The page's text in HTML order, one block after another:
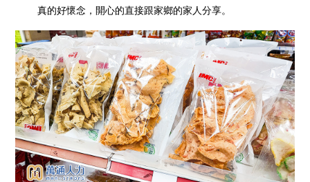
真的好懷念，開心的直接跟家鄉的家人分享。